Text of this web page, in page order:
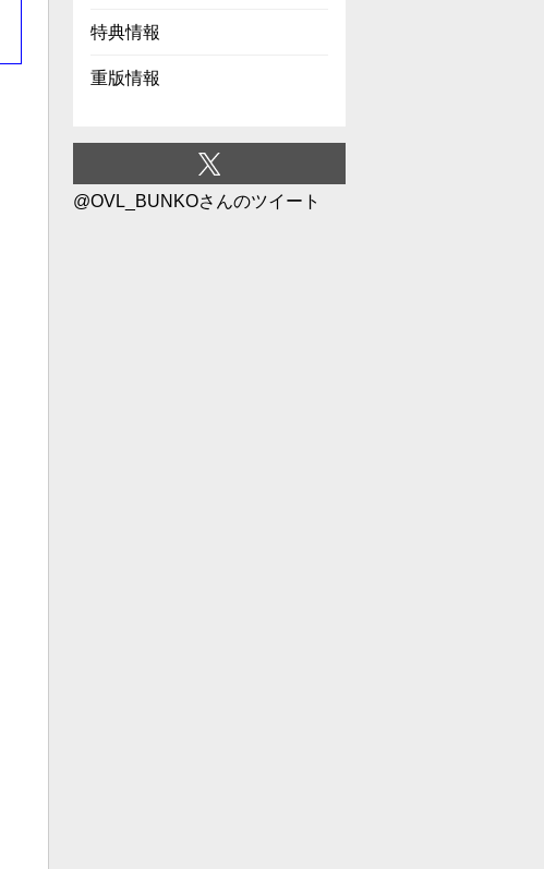
特典情報
重版情報
@OVL_BUNKOさんのツイート